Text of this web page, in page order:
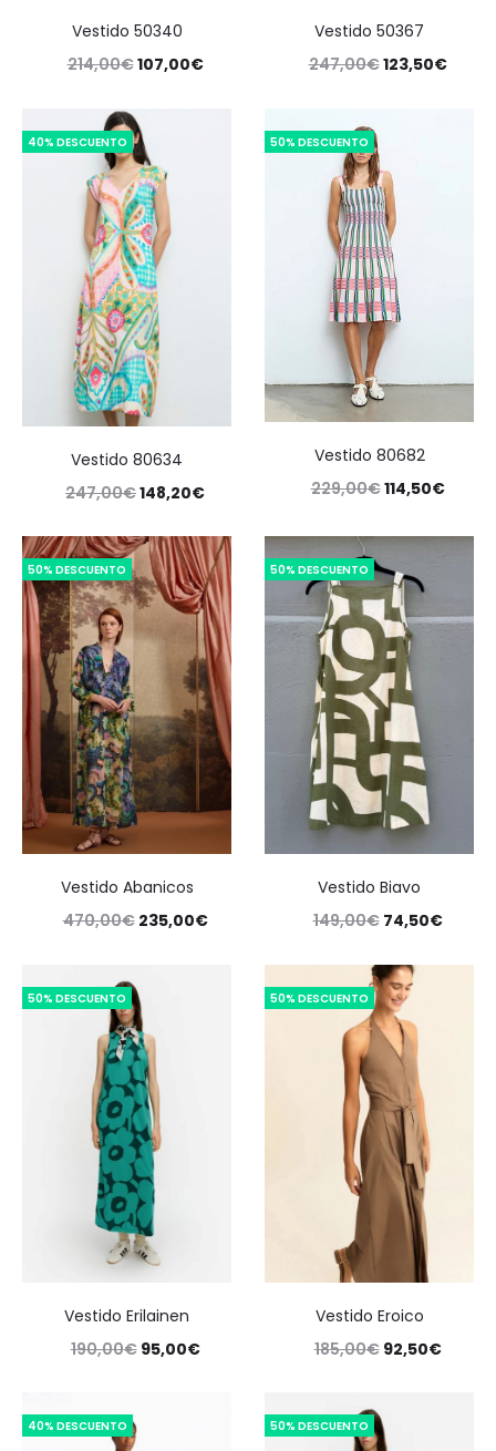
Vestido 50340
214,00€107,00€
Vestido 50367
247,00€123,50€
40% DESCUENTO
Vestido 80634
247,00€148,20€
50% DESCUENTO
Vestido 80682
229,00€114,50€
50% DESCUENTO
Vestido Abanicos
470,00€ 235,00€
50% DESCUENTO
Vestido Biavo
149,00€ 74,50€
50% DESCUENTO
Vestido Erilainen
190,00€ 95,00€
50% DESCUENTO
Vestido Eroico
185,00€ 92,50€
40% DESCUENTO 50% DESCUENTO